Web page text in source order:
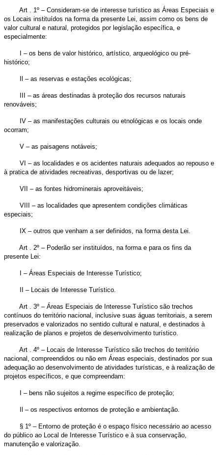
Art . 1º – Consideram-se de interesse turístico as Áreas Especiais e
os Locais instituídos na forma da presente Lei, assim como os bens de
valor cultural e natural, protegidos por legislação específica, e
especialmente:
I – os bens de valor histórico, artístico, arqueológico ou pré-
histórico;
Il – as reservas e estações ecológicas;
III – as áreas destinadas à proteção dos recursos naturais
renováveis;
IV – as manifestações culturais ou etnológicas e os locais onde
ocorram;
V – as paisagens notáveis;
VI – as localidades e os acidentes naturais adequados ao repouso e
à pratica de atividades recreativas, desportivas ou de lazer;
VII – as fontes hidrominerais aproveitáveis;
VIII – as localidades que apresentem condições climáticas
especiais;
IX – outros que venham a ser definidos, na forma desta Lei.
Art . 2º – Poderão ser instituídos, na forma e para os fins da
presente Lei:
I – Áreas Especiais de Interesse Turístico;
II – Locais de Interesse Turístico.
Art . 3º – Áreas Especiais de Interesse Turístico são trechos
contínuos do território nacional, inclusive suas águas territoriais, a serem
preservados e valorizados no sentido cultural e natural, e destinados à
realização de planos e projetos de desenvolvimento turístico.
Art . 4º – Locais de Interesse Turístico são trechos do território
nacional, compreendidos ou não em Áreas especiais, destinados por sua
adequação ao desenvolvimento de atividades turísticas, e à realização de
projetos específicos, e que compreendam:
I – bens não sujeitos a regime específico de proteção;
Il – os respectivos entornos de proteção e ambientação.
§ 1º – Entorno de proteção é o espaço físico necessário ao acesso
do público ao Local de Interesse Turístico e à sua conservação,
manutenção e valorização.